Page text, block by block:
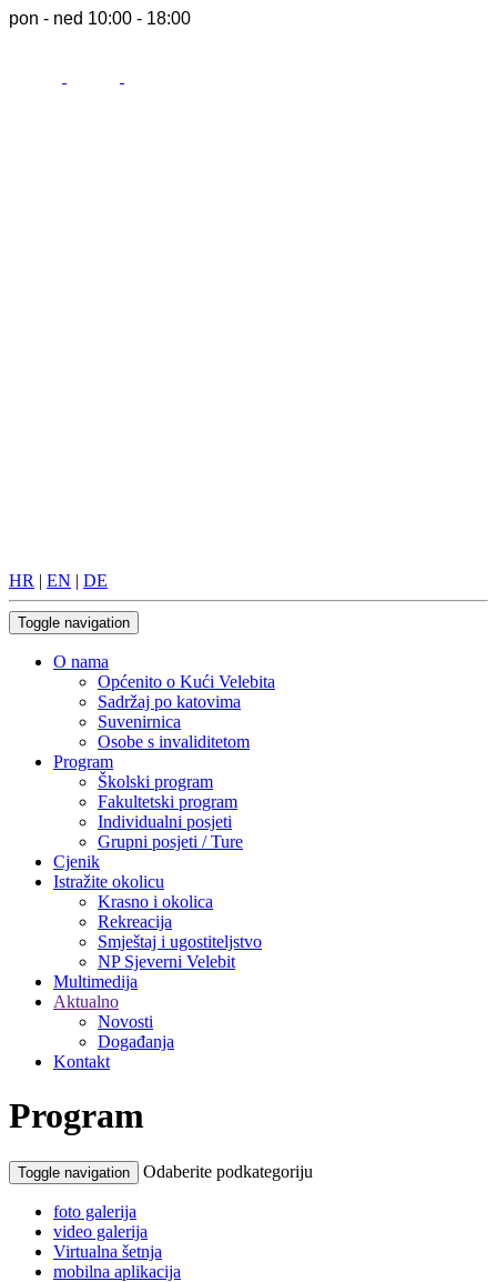
pon - ned 10:00 - 18:00
HR | EN | DE
Toggle navigation
O nama
Općenito o Kući Velebita
Sadržaj po katovima
Suvenirnica
Osobe s invaliditetom
Program
Školski program
Fakultetski program
Individualni posjeti
Grupni posjeti / Ture
Cjenik
Istražite okolicu
Krasno i okolica
Rekreacija
Smještaj i ugostiteljstvo
NP Sjeverni Velebit
Multimedija
Aktualno
Novosti
Događanja
Kontakt
Program
Toggle navigation Odaberite podkategoriju
foto galerija
video galerija
Virtualna šetnja
mobilna aplikacija